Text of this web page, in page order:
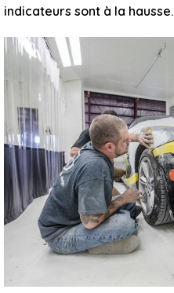
indicateurs sont à la hausse.